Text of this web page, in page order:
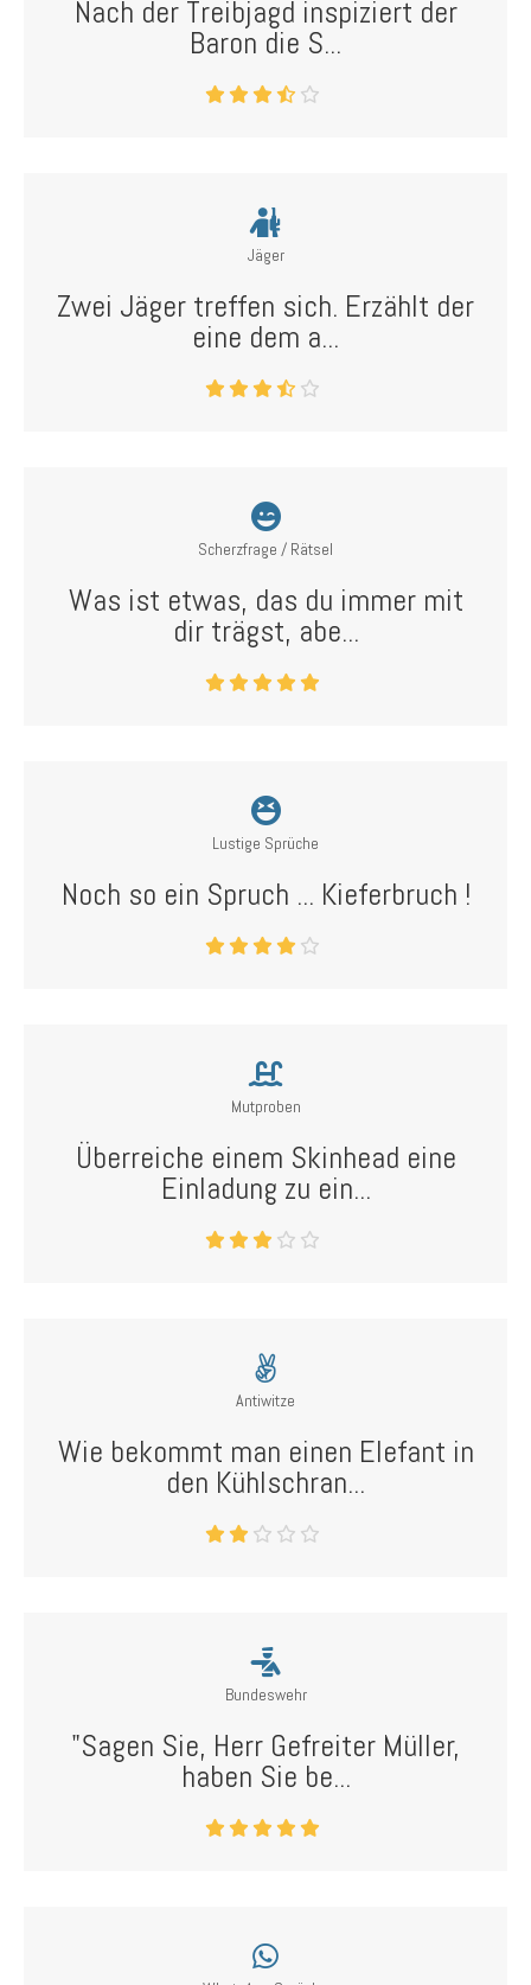
Nach der Treibjagd inspiziert der
Baron die S...
Jäger
Zwei Jäger treffen sich. Erzählt der
eine dem a...
Scherzfrage / Rätsel
Was ist etwas, das du immer mit
dir trägst, abe...
Lustige Sprüche
Noch so ein Spruch ... Kieferbruch !
Mutproben
Überreiche einem Skinhead eine
Einladung zu ein...
Antiwitze
Wie bekommt man einen Elefant in
den Kühlschran...
Bundeswehr
"Sagen Sie, Herr Gefreiter Müller,
haben Sie be...